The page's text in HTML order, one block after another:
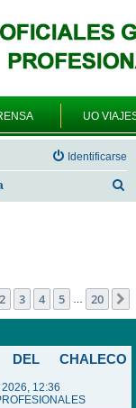
UO
Identificarse
de 20
2 3 4 5 … 20
DEL CHALECO
12:36